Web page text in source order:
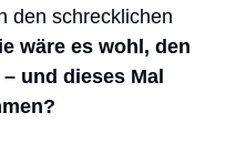
den schrecklichen
wäre es wohl, den
und dieses Mal